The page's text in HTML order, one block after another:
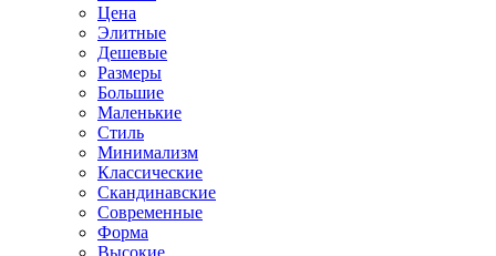
Цена
Элитные
Дешевые
Размеры
Большие
Маленькие
Стиль
Минимализм
Классические
Скандинавские
Современные
Форма
Высокие